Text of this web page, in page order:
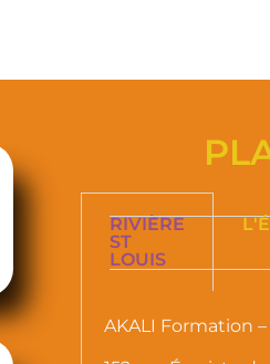
RIVIÈRE
ST
LOUIS
AKALI Formation –